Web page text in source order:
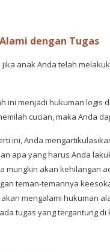
dengan Tugas
anak Anda telah
ini menjadi hukuman logis
cucian, maka Anda
ini, Anda
apa yang harus Anda
mungkin akan kehilangan
teman-temannya
mengalami hukuman
tugas yang tergantung di